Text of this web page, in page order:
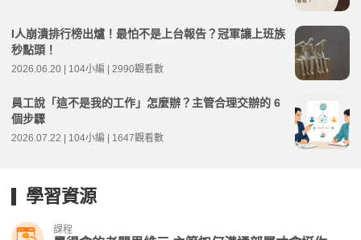
I人崩潰排行榜出爐！最怕不是上台報告？冠軍讓上班族
秒點頭！
2026.06.20 | 104小編 | 2990觀看數
員工說「這不是我的工作」怎麼辦？主管合理交辦的 6
個步驟
2026.07.22 | 104小編 | 1647觀看數
學習資源
課程